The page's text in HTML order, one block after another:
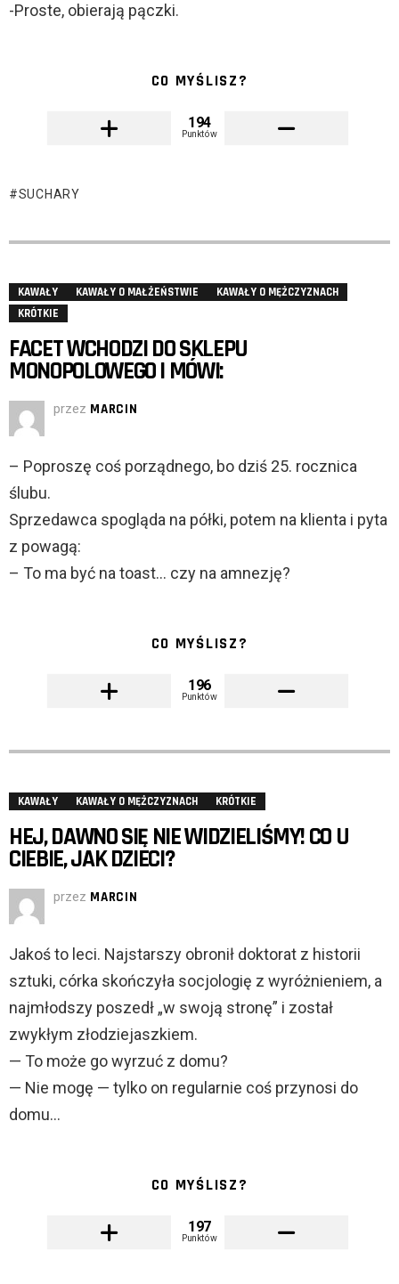
-Proste, obierają pączki.
CO MYŚLISZ?
194
Punktów
SUCHARY
KAWAŁY KAWAŁY O MAŁŻEŃSTWIE
KAWAŁY O MĘŻCZYZNACH
KRÓTKIE
FACET WCHODZI DO SKLEPU
MONOPOLOWEGO I MÓWI:
przez MARCIN
– Poproszę coś porządnego, bo dziś 25. rocznica
ślubu.
Sprzedawca spogląda na półki, potem na klienta i pyta
z powagą:
– To ma być na toast… czy na amnezję?
CO MYŚLISZ?
196
Punktów
KAWAŁY KAWAŁY O MĘŻCZYZNACH KRÓTKIE
HEJ, DAWNO SIĘ NIE WIDZIELIŚMY! CO U
CIEBIE, JAK DZIECI?
przez MARCIN
Jakoś to leci. Najstarszy obronił doktorat z historii
sztuki, córka skończyła socjologię z wyróżnieniem, a
najmłodszy poszedł „w swoją stronę” i został
zwykłym złodziejaszkiem.
— To może go wyrzuć z domu?
— Nie mogę — tylko on regularnie coś przynosi do
domu…
CO MYŚLISZ?
197
Punktów